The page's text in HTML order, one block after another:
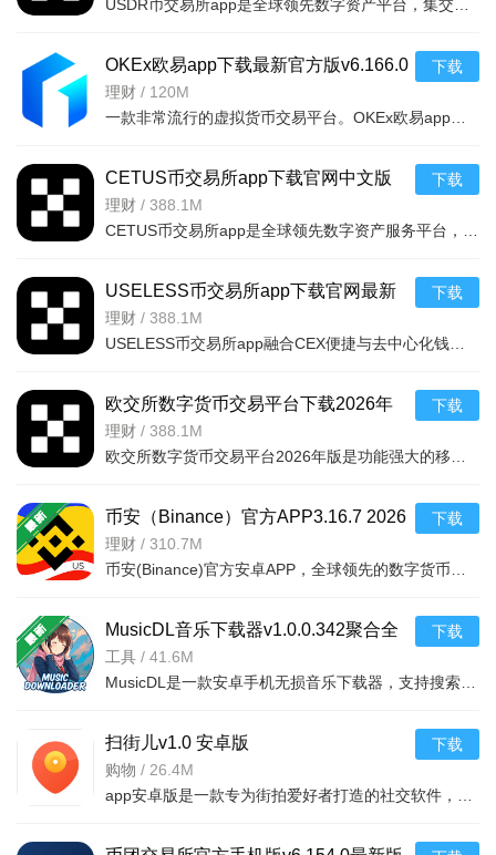
OKEx欧易app下载最新官方版v6.166.0
安卓版
理财 / 120M
下载
CETUS币交易所app下载官网中文版
v6.166.0官方版
理财 / 388.1M
下载
USELESS币交易所app下载官网最新
版v6.167.0官方版
理财 / 388.1M
下载
欧交所数字货币交易平台下载2026年
v6.177.0安卓版
理财 / 388.1M
下载
币安（Binance）官方APP3.16.7 2026
安全买卖比特币
理财 / 310.7M
下载
MusicDL音乐下载器v1.0.0.342聚合全
网无损音乐软件
工具 / 41.6M
下载
扫街儿v1.0 安卓版
购物 / 26.4M
下载